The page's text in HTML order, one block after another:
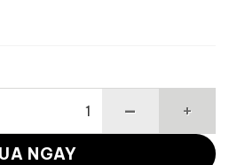
season opener limited
NGAY